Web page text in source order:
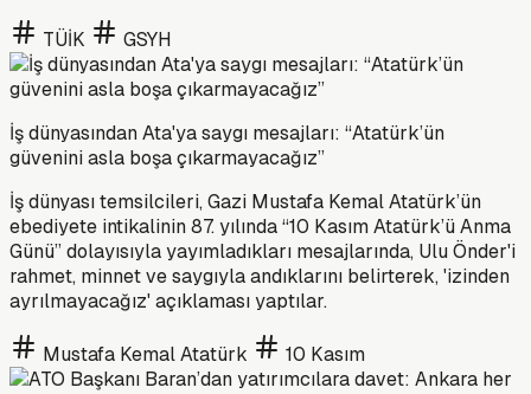
TÜİK GSYH
İş dünyasından Ata'ya saygı mesajları: “Atatürk’ün
güvenini asla boşa çıkarmayacağız”
İş dünyası temsilcileri, Gazi Mustafa Kemal Atatürk’ün
ebediyete intikalinin 87. yılında “10 Kasım Atatürk’ü Anma
Günü” dolayısıyla yayımladıkları mesajlarında, Ulu Önder'i
rahmet, minnet ve saygıyla andıklarını belirterek, 'izinden
ayrılmayacağız' açıklaması yaptılar.
Mustafa Kemal Atatürk 10 Kasım